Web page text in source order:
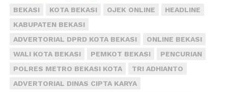
BEKASI KOTA BEKASI OJEK ONLINE
HEADLINE
KABUPATEN BEKASI
ADVERTORIAL DPRD KOTA BEKASI
ONLINE BEKASI
WALI KOTA BEKASI
PEMKOT BEKASI
PENCURIAN
POLRES METRO BEKASI KOTA
TRI ADHIANTO
ADVERTORIAL DINAS CIPTA KARYA